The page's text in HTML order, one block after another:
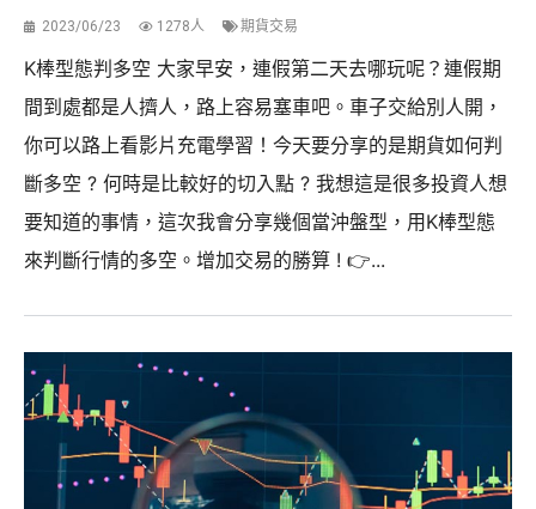
2023/06/23 1278人 期貨交易
K棒型態判多空 大家早安，連假第二天去哪玩呢？連假期
間到處都是人擠人，路上容易塞車吧。車子交給別人開，
你可以路上看影片充電學習！今天要分享的是期貨如何判
斷多空 ? 何時是比較好的切入點 ? 我想這是很多投資人想
要知道的事情，這次我會分享幾個當沖盤型，用K棒型態
來判斷行情的多空。增加交易的勝算 ! 👉...